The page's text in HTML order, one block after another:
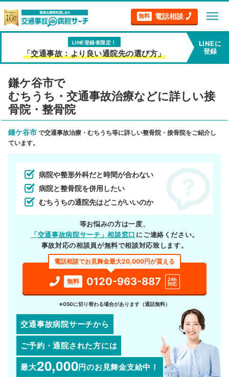
無料 電話相談 menu
LINE登録者限定！
「交通事故：より良い通院先の選び方」
LINEに
登録
鎌ケ谷市で
むちうち・交通事故治療などに詳しい接
骨院・整骨院
鎌ケ谷市 で交通事故治療・むちうち等に詳しい整骨院・接骨院をご紹介し
ています。
病院や整形外科だと時間が合わない
病院と整骨院を併用したい
むちうちの通院先はどこがいいのか
等お悩みの方は一度、
「交通事故病院サーチ」相談窓口 にご連絡ください。
事故対応の相談員が無料で相談対応致します。
電話相談でお見舞金最大20,000円が貰える
無料 0120-963-887
24h
対応
※050に切り替わる場合があります（通話無料）
交通事故病院サーチから
ご予約・通院された方には
最大20,000円のお見舞金支給中！